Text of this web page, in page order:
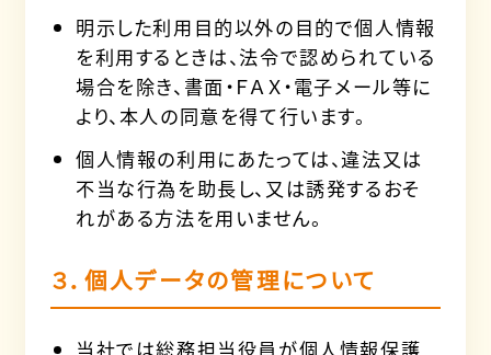
明示した利用目的以外の目的で個人情報
を利用するときは、法令で認められている
場合を除き、書面・ＦＡＸ・電子メール等に
より、本人の同意を得て行います。
個人情報の利用にあたっては、違法又は
不当な行為を助長し、又は誘発するおそ
れがある方法を用いません。
３．個人データの管理について
当社では総務担当役員が個人情報保護